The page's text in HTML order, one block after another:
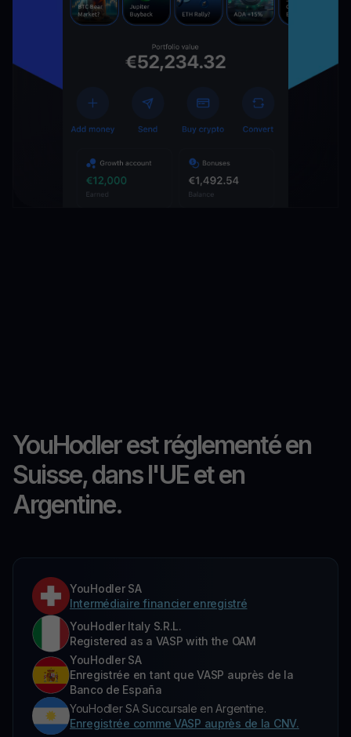
YouHodler est réglementé en
Suisse, dans l'UE et en
Argentine.
YouHodler SA
Intermédiaire financier enregistré
YouHodler Italy S.R.L.
Registered as a VASP with the OAM
YouHodler SA
Enregistrée en tant que VASP auprès de la
Banco de España
YouHodler SA Succursale en Argentine.
Enregistrée comme VASP auprès de la CNV.